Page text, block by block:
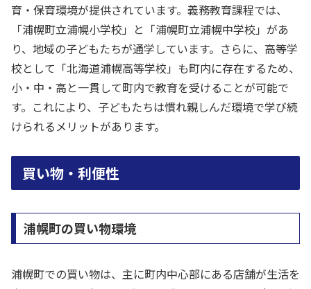
育・保育環境が提供されています。義務教育課程では、
「浦幌町立浦幌小学校」と「浦幌町立浦幌中学校」があ
り、地域の子どもたちが通学しています。さらに、高等学
校として「北海道浦幌高等学校」も町内に存在するため、
小・中・高と一貫して町内で教育を受けることが可能で
す。これにより、子どもたちは慣れ親しんだ環境で学び続
けられるメリットがあります。
買い物・利便性
浦幌町の買い物環境
浦幌町での買い物は、主に町内中心部にある店舗が生活を